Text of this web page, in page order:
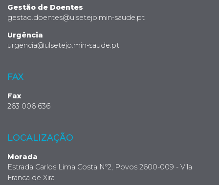
Gestão de Doentes
gestao.doentes@ulsetejo.min-saude.pt
Urgência
urgencia@ulsetejo.min-saude.pt
FAX
Fax
263 006 636
LOCALIZAÇÃO
Morada
Estrada Carlos Lima Costa Nº2, Povos 2600-009 - Vila
Franca de Xira